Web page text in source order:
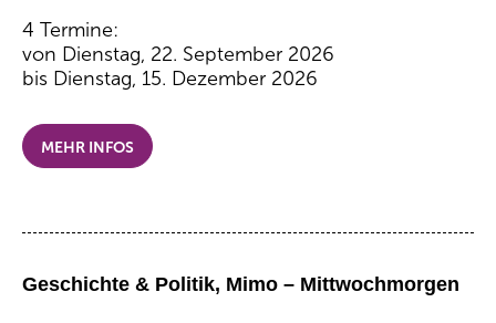
4 Termine:
von Dienstag, 22. September 2026
bis Dienstag, 15. Dezember 2026
MEHR INFOS
Geschichte & Politik, Mimo – Mittwochmorgen